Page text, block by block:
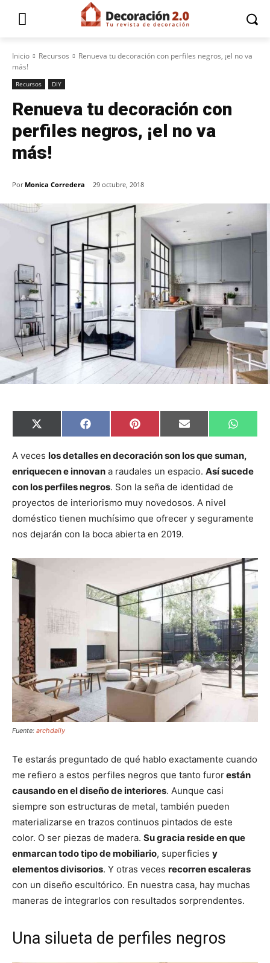
Inicio Recursos
Renueva tu decoración con perfiles negros, ¡el no va
más!
Recursos DIY
Renueva tu decoración con
perfiles negros, ¡el no va
más!
Por Monica Corredera 29 octubre, 2018
C
o
p
r
t
i
r
e
n
X
(
w
t
t
e
r
)
C
o
p
r
t
i
r
e
n
F
a
e
o
o
k
C
o
p
r
t
i
r
e
n
P
i
t
r
e
s
t
C
o
p
r
t
i
r
e
n
E
m
i
C
o
p
r
n
W
h
t
A
A veces los detalles en decoración son los que suman,
enriquecen e innovan a raudales un espacio. Así sucede
con los perfiles negros. Son la seña de identidad de
proyectos de interiorismo muy novedosos. A nivel
doméstico tienen muchísimo que ofrecer y seguramente
nos dejarán con la boca abierta en 2019.
Fuente: archdaily
Te estarás preguntado de qué hablo exactamente cuando
me refiero a estos perfiles negros que tanto furorestán
causando en el diseño de interiores. Aunque casi
siempre son estructuras de metal, también pueden
materializarse en trazos continuos pintados de este
color. O ser piezas de madera. Su gracia reside en que
enmarcan todo tipo de mobiliario, superficies y
elementos divisorios. Y otras veces recorren escaleras
con un diseño escultórico. En nuestra casa, hay muchas
maneras de integrarlos con resultados sorprendentes.
Una silueta de perfiles negros